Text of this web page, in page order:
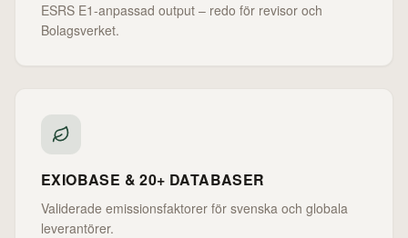
ESRS E1-anpassad output – redo för revisor och
Bolagsverket.
EXIOBASE & 20+ DATABASER
Validerade emissionsfaktorer för svenska och globala
leverantörer.